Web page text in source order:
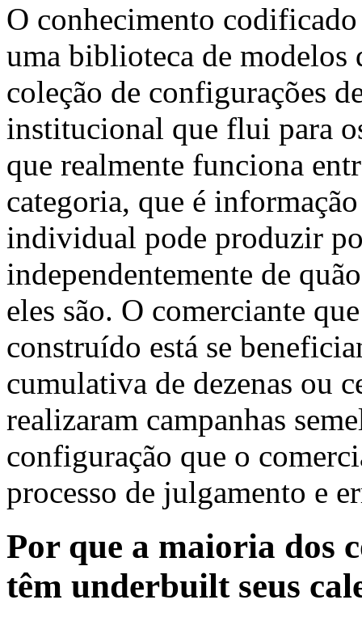
O conhecimento codificado
uma biblioteca de modelos
coleção de configurações
institucional que flui para
que realmente funciona
categoria, que é
individual pode produzir
independentemente de
eles são. O comerciante
construído está se
cumulativa de dezenas ou
realizaram campanhas
configuração que o
processo de julgamento e
Por que a maioria dos
têm underbuilt seus